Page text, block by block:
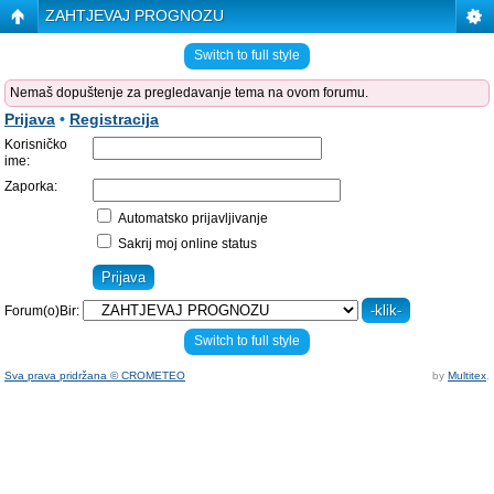
ZAHTJEVAJ PROGNOZU
Switch to full style
Nemaš dopuštenje za pregledavanje tema na ovom forumu.
Prijava • Registracija
Korisničko
ime:
Zaporka:
Automatsko prijavljivanje
Sakrij moj online status
Forum(o)Bir:
Switch to full style
Sva prava pridržana © CROMETEO by Multitex